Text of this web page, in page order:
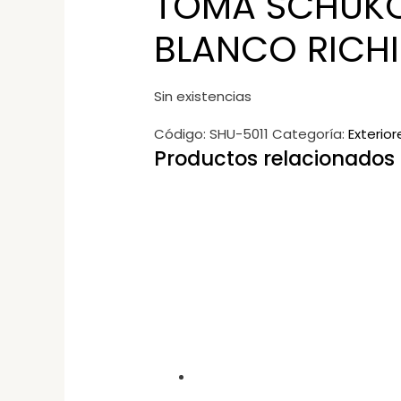
BLANCO RICHI
Sin existencias
Código:SHU-5011 Categoría:
Productos relacionados